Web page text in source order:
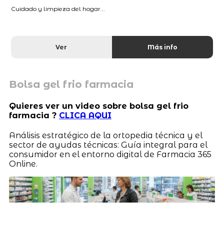
Cuidado y limpieza del hogar...
Ver Más info
Bolsa gel frio farmacia
Quieres ver un video sobre bolsa gel frio
farmacia ? CLICA AQUI
Análisis estratégico de la ortopedia técnica y el
sector de ayudas técnicas: Guía integral para el
consumidor en el entorno digital de Farmacia 365
Online.